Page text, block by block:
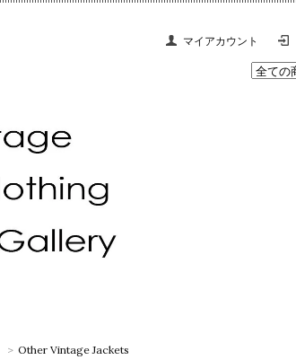
マイアカウント
> Other Vintage Jackets